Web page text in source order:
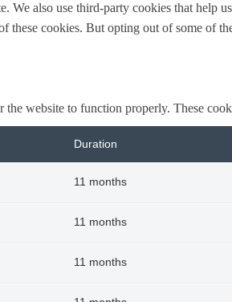
We also use third-party cookies that help
these cookies. But opting out of some of
the website to function properly. These
Duration
11 months
11 months
11 months